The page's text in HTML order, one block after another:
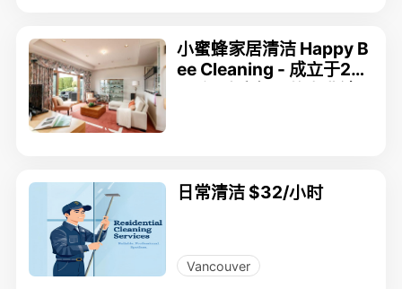
小蜜蜂家居清洁 Happy B
ee Cleaning - 成立于20
日常清洁 $32/小时
Vancouver